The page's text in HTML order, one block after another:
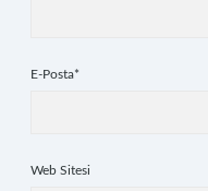
E-Posta*
Web Sitesi